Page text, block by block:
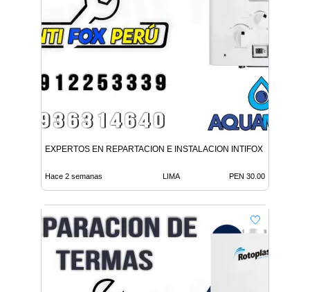
EXPERTOS EN REPARTACION E INSTALACION INTIFOX PERU EN
Hace 2 semanas LIMA PEN 30.00